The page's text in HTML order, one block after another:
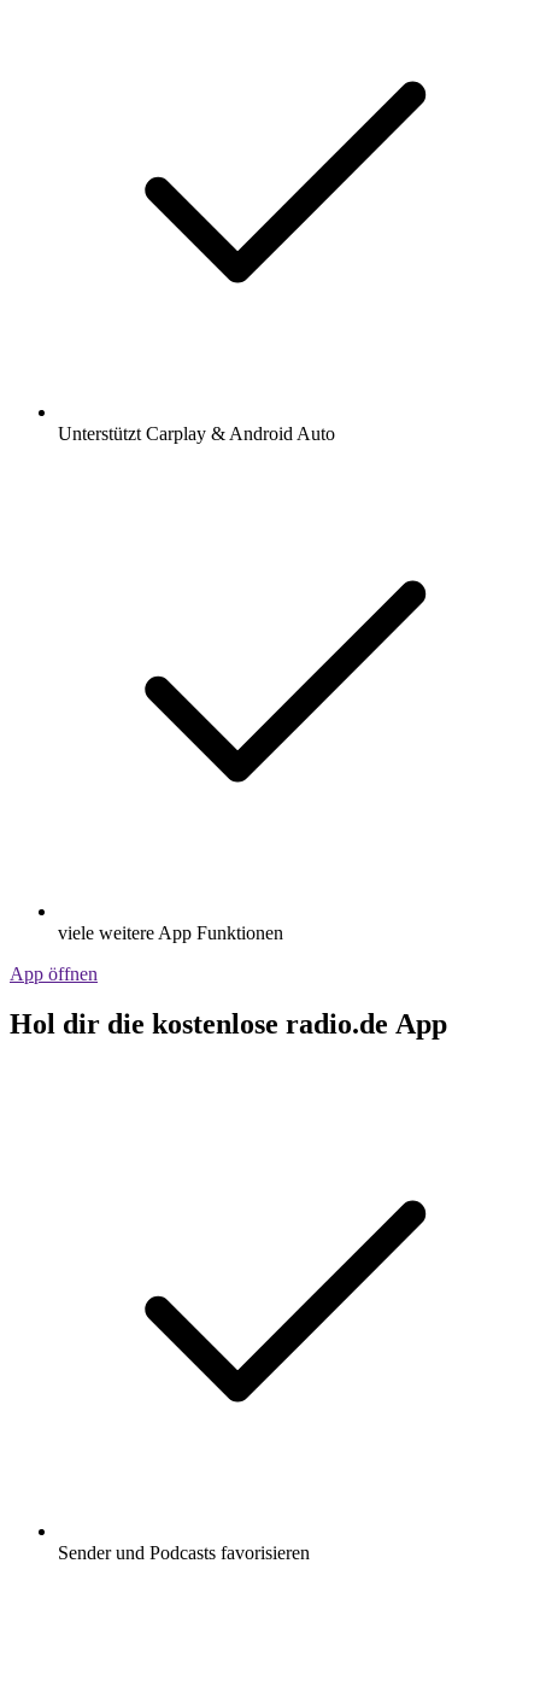
Unterstützt Carplay & Android Auto
viele weitere App Funktionen
App öffnen
Hol dir die kostenlose radio.de App
Sender und Podcasts favorisieren